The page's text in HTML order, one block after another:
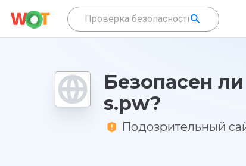
Безопасен
s.pw?
Подозрительный